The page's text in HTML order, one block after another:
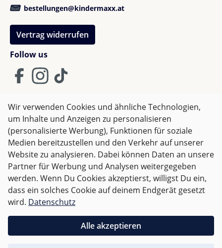
Follow us
bestellungen@kindermaxx.at
Vertrag widerrufen
AGB Impressum
Datenschutz
Widerrufsrecht
Alle Preise inkl. gesetzl. Mehrwertsteuer zzgl.Versandkosten
und ggf. Nachnahmegebühren, wenn nicht anders
angegeben.
Für Österreich sind Bestellungen ab 50,- EUR
versandkostenfrei.
Wir verwenden Cookies und ähnliche Technologien,
um Inhalte und Anzeigen zu personalisieren
(personalisierte Werbung), Funktionen für soziale
Medien bereitzustellen und den Verkehr auf unserer
Website zu analysieren. Dabei können Daten an unsere
Partner für Werbung und Analysen weitergegeben
werden. Wenn Du Cookies akzeptierst, willigst Du ein,
dass ein solches Cookie auf deinem Endgerät gesetzt
wird. Datenschutz
Alle akzeptieren